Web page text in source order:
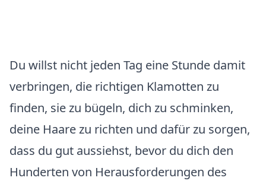
Du willst nicht jeden Tag eine Stunde damit
verbringen, die richtigen Klamotten zu
finden, sie zu bügeln, dich zu schminken,
deine Haare zu richten und dafür zu sorgen,
dass du gut aussiehst, bevor du dich den
Hunderten von Herausforderungen des